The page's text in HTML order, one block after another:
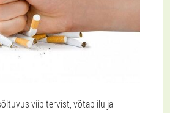
viib tervist, võtab ilu ja